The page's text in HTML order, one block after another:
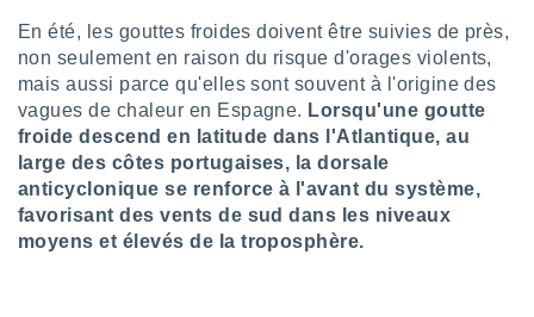
de
ou
de
le
ainsi
En été, les gouttes froides doivent être suivies de près,
non seulement en raison du risque d'orages violents,
mais aussi parce qu'elles sont souvent à l'origine des
vagues de chaleur en Espagne. Lorsqu'une goutte
froide descend en latitude dans l'Atlantique, au
large des côtes portugaises, la dorsale
anticyclonique se renforce à l'avant du système,
favorisant des vents de sud dans les niveaux
moyens et élevés de la troposphère.